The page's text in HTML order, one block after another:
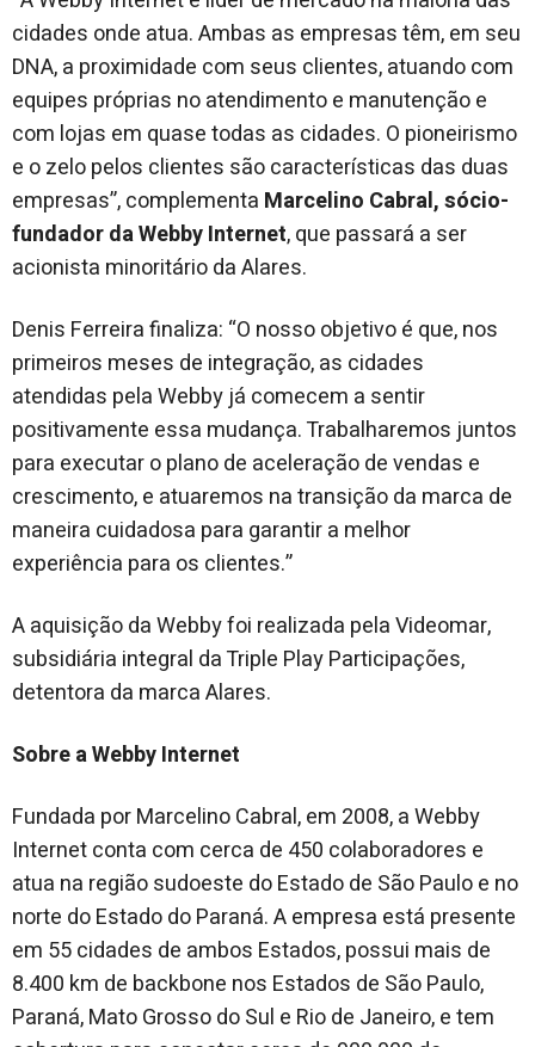
cidades onde atua. Ambas as empresas têm, em seu
DNA, a proximidade com seus clientes, atuando com
equipes próprias no atendimento e manutenção e
com lojas em quase todas as cidades. O pioneirismo
e o zelo pelos clientes são características das duas
empresas”, complementa Marcelino Cabral, sócio-
fundador da Webby Internet, que passará a ser
acionista minoritário da Alares.
Denis Ferreira finaliza: “O nosso objetivo é que, nos
primeiros meses de integração, as cidades
atendidas pela Webby já comecem a sentir
positivamente essa mudança. Trabalharemos juntos
para executar o plano de aceleração de vendas e
crescimento, e atuaremos na transição da marca de
maneira cuidadosa para garantir a melhor
experiência para os clientes.”
A aquisição da Webby foi realizada pela Videomar,
subsidiária integral da Triple Play Participações,
detentora da marca Alares.
Sobre a Webby Internet
Fundada por Marcelino Cabral, em 2008, a Webby
Internet conta com cerca de 450 colaboradores e
atua na região sudoeste do Estado de São Paulo e no
norte do Estado do Paraná. A empresa está presente
em 55 cidades de ambos Estados, possui mais de
8.400 km de backbone nos Estados de São Paulo,
Paraná, Mato Grosso do Sul e Rio de Janeiro, e tem